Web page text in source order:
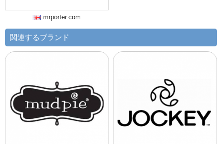
mrporter.com
関連するブランド